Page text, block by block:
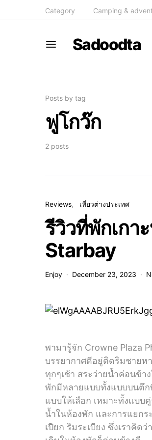
Category Camping &
Sadoodta
Posts by tag
ฟูโกว๊ก
2 posts
Reviews เที่ยวต่างประเทศ
รีวิวที่พักเกา
Starbay
Enjoy December 23, 2023
พามารู้จัก Crowne Plaza
บรรยากาศดีอยู่ติดริมชายห
ทุกๆเช้า สระว่ายน้ำค่อนข้
พักมีหลายแบบทั้งแบบบนตึก
แบบให้เลือก เหมาะทั้งแบ
น้ำในห้องพัก และการแยกร
เปียก ริมระเบียง ซึ่งเราคิ